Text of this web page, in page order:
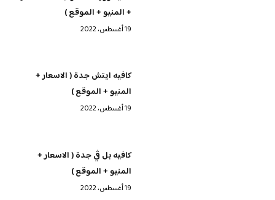
+ المنيو + الموقع )
19 أغسطس، 2022
كافيه ايتش جدة ( الاسعار +
المنيو + الموقع )
19 أغسطس، 2022
كافيه بل ڤي جدة ( الاسعار +
المنيو + الموقع )
19 أغسطس، 2022